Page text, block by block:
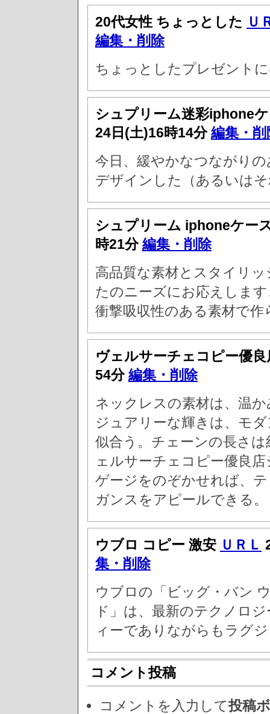
20代女性 ちょっとした Ｕ
編集・削除
ちょっとしたプレゼント
シュプリーム迷彩iphone
24日(土)16時14分編集・削
今日、緩やかなつながり
デザインした（あるいは
シュプリーム iphoneケー
時21分編集・削除
高品質な素材とスタイリ
たのニーズにお応えしま
衝撃吸収性のある素材で
ヴェルサーチェコピー優
54分編集・削除
ネックレスの素材は、温
ジュアリーな輝きは、モ
似合う。チェーンの長さ
ェルサーチェコピー優良
ゲージをのぞかせれば、
ガンスをアピールできる。
ウブロ コピー 激安 ＵＲＬ
集・削除
ウブロの「ビッグ・バン
ド」は、最新のテクノロ
ィーでありながらもラグ
コメント投稿
コメントを入力して投稿